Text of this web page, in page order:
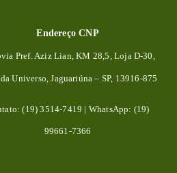
Endereço CNP
Pref. Aziz Lian, KM 28,5, Loja D-30,
Universo, Jaguariúna – SP, 13916-875
(19) 3514-7419 | WhatsApp: (19)
99661-7366